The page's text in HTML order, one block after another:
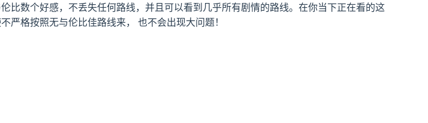
数个好感，不丢失任何路线，并且可以看到几乎所有剧情的路线。在你当下正在看的这
格按照无与伦比佳路线来， 也不会出现大问题！